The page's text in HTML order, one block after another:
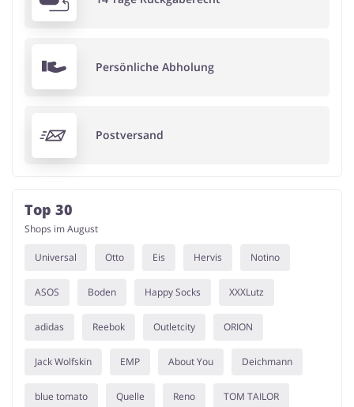
Persönliche Abholung
Postversand
Top 30
Shops im August
Universal Otto Eis Hervis Notino
ASOS Boden Happy Socks XXXLutz
adidas Reebok Outletcity ORION
Jack Wolfskin EMP About You Deichmann
blue tomato Quelle Reno TOM TAILOR